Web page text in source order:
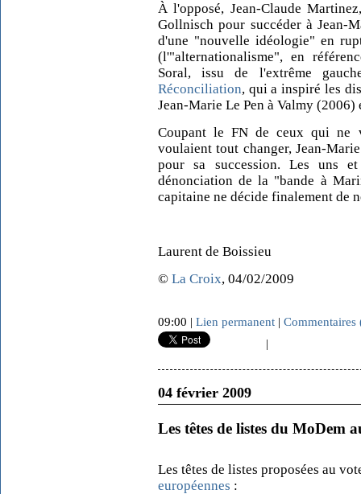
À l'opposé, Jean-Claude
Gollnisch pour succéder à Jean-
d'une "nouvelle idéologie" en
(l'"alternationalisme", en
Soral, issu de l'extrême
Réconciliation, qui a inspiré les
Jean-Marie Le Pen à Valmy
Coupant le FN de ceux qui ne
voulaient tout changer, Jean-
pour sa succession. Les uns
dénonciation de la "bande à
capitaine ne décide finalement de
Laurent de Boissieu
© La Croix, 04/02/2009
09:00 | Lien permanent | Commentaires
|
04 février 2009
Les têtes de listes du MoDem
Les têtes de listes proposées au
européennes :